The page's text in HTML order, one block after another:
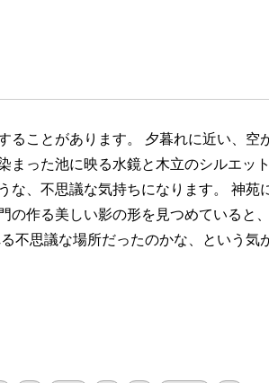
ることがあります。 夕暮れに近い、空
まった池に映る水鏡と木立のシルエッ
な、不思議な気持ちになります。 神苑
の作る美しい影の形を見つめていると
不思議な場所だったのかな、という気